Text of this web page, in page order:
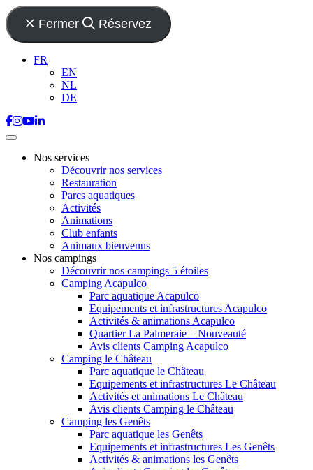
Fermer Réservez
FR
EN
NL
DE
Nos services
Découvrir nos services
Restauration
Parcs aquatiques
Activités
Animations
Club enfants
Animaux bienvenus
Nos campings
Découvrir nos campings 5 étoiles
Camping Acapulco
Parc aquatique Acapulco
Equipements et infrastructures Acapulco
Activités & animations Acapulco
Quartier La Palmeraie – Nouveauté
Avis clients Camping Acapulco
Camping le Château
Parc aquatique le Château
Equipements et infrastructures Le Château
Activités et animations Le Château
Avis clients Camping le Château
Camping les Genêts
Parc aquatique les Genêts
Equipements et infrastructures Les Genêts
Activités & animations les Genêts